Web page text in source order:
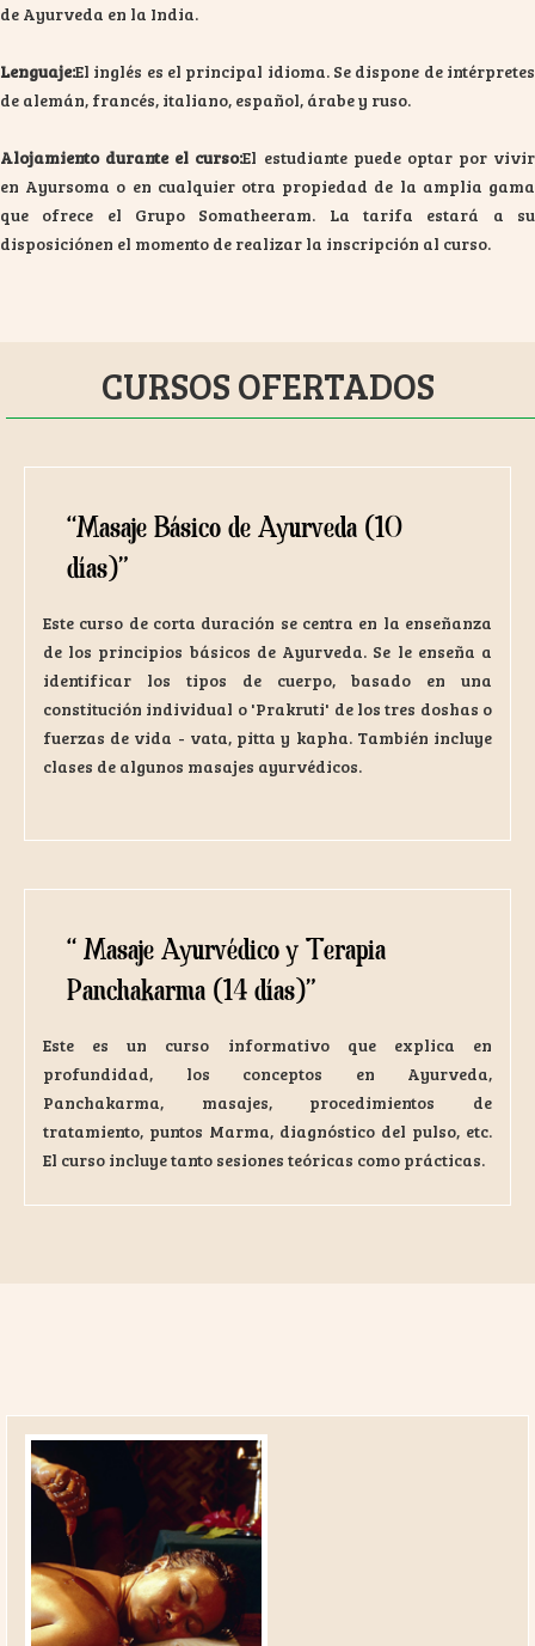
de Ayurveda en la India.
Lenguaje:El inglés es el principal idioma. Se dispone de intérpretes
de alemán, francés, italiano, español, árabe y ruso.
Alojamiento durante el curso:El estudiante puede optar por vivir
en Ayursoma o en cualquier otra propiedad de la amplia gama
que ofrece el Grupo Somatheeram. La tarifa estará a su
disposiciónen el momento de realizar la inscripción al curso.
CURSOS OFERTADOS
“Masaje Básico de Ayurveda (10
días)”
Este curso de corta duración se centra en la enseñanza
de los principios básicos de Ayurveda. Se le enseña a
identificar los tipos de cuerpo, basado en una
constitución individual o 'Prakruti' de los tres doshas o
fuerzas de vida - vata, pitta y kapha. También incluye
clases de algunos masajes ayurvédicos.
“ Masaje Ayurvédico y Terapia
Panchakarma (14 días)”
Este es un curso informativo que explica en
profundidad, los conceptos en Ayurveda,
Panchakarma, masajes, procedimientos de
tratamiento, puntos Marma, diagnóstico del pulso, etc.
El curso incluye tanto sesiones teóricas como prácticas.